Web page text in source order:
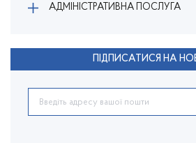
АДМІНІСТРАТИВНА ПОСЛУГА
ПІДПИСАТИСЯ НА